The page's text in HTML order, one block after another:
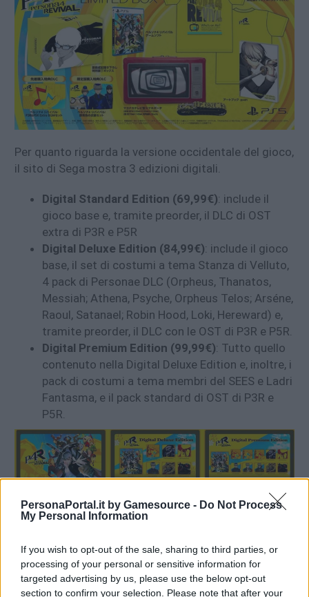
PersonaPortal.it by Gamesource - Do Not Process
My Personal Information
If you wish to opt-out of the sale, sharing to third parties, or
processing of your personal or sensitive information for
targeted advertising by us, please use the below opt-out
section to confirm your selection. Please note that after your
Per quanto riguarda la versione occidentale del gioco,
il sito di Sega mostra 3 edizioni digitali.
Digital Standard Edition (69,99€): include il
gioco base e, tramite preorder, il DLC di OST
extra di P3R e P5R
Digital Deluxe Edition (84,99€): include il gioco
base, il set di costumi a tema Stanza di Velluto,
4 pack di Personae DLC (Orpheus, Thanatos,
Messiah; Athena, Psyche, Orpheus Telos; Arséne,
Raoul, Satanael; Robin Hood, Loki, Hereward) e,
tramite preorder, il DLC con le OST di P3R e P5R.
Digital Premium Edition (99,99€): Tutto quello
contenuto nella Digital Deluxe Edition e, inoltre, i
pack di costumi a tema membri del SEES e Ladri
Fantasma, e il pack standard di OST di P3R e
P5R.